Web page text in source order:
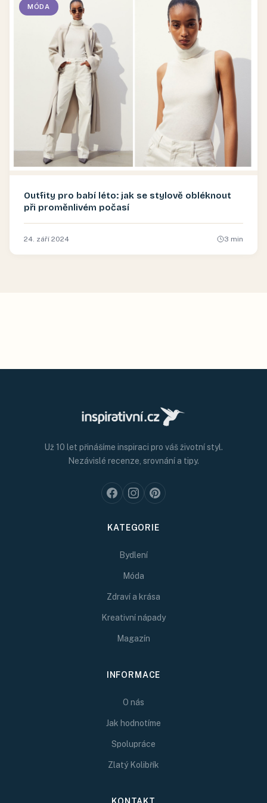
MÓDA
Outfity pro babí léto: jak se stylově obléknout
při proměnlivém počasí
24. září 2024 3 min
Už 10 let přinášíme inspiraci pro váš životní styl.
Nezávislé recenze, srovnání a tipy.
KATEGORIE
Bydlení
Móda
Zdraví a krása
Kreativní nápady
Magazín
INFORMACE
O nás
Jak hodnotíme
Spolupráce
Zlatý Kolibřík